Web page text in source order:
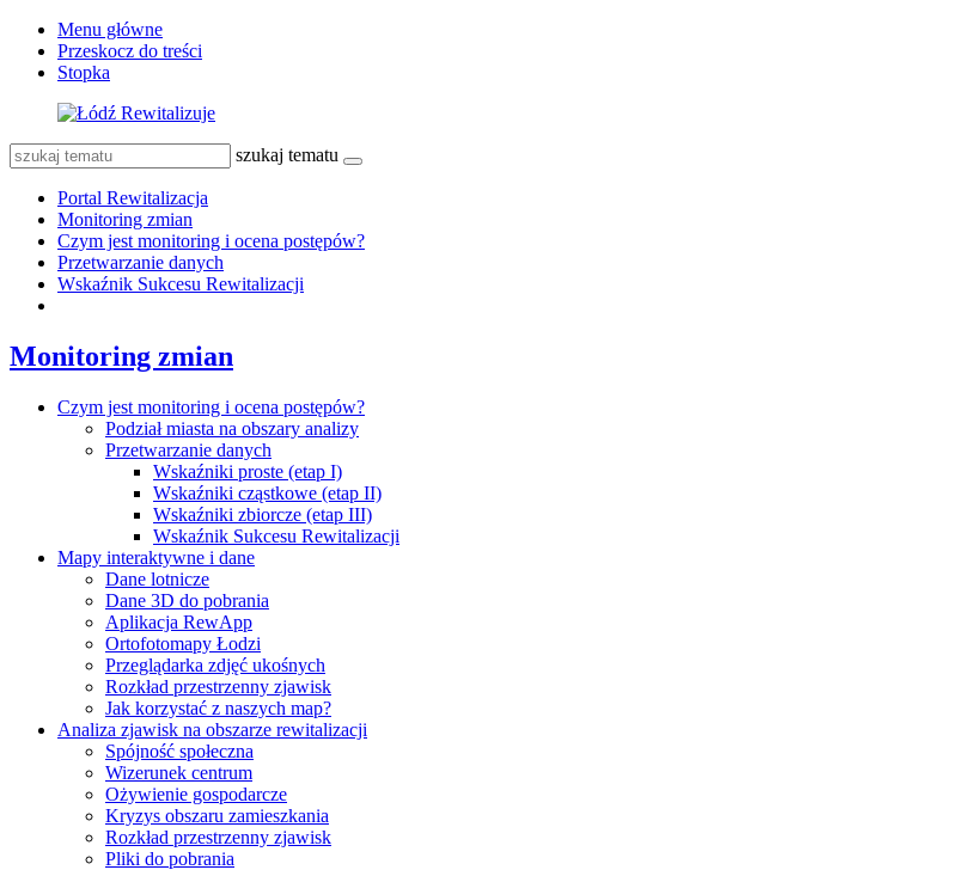
Menu główne
Przeskocz do treści
Stopka
szukaj tematu
Portal Rewitalizacja
Monitoring zmian
Czym jest monitoring i ocena postępów?
Przetwarzanie danych
Wskaźnik Sukcesu Rewitalizacji
Monitoring zmian
Czym jest monitoring i ocena postępów?
Podział miasta na obszary analizy
Przetwarzanie danych
Wskaźniki proste (etap I)
Wskaźniki cząstkowe (etap II)
Wskaźniki zbiorcze (etap III)
Wskaźnik Sukcesu Rewitalizacji
Mapy interaktywne i dane
Dane lotnicze
Dane 3D do pobrania
Aplikacja RewApp
Ortofotomapy Łodzi
Przeglądarka zdjęć ukośnych
Rozkład przestrzenny zjawisk
Jak korzystać z naszych map?
Analiza zjawisk na obszarze rewitalizacji
Spójność społeczna
Wizerunek centrum
Ożywienie gospodarcze
Kryzys obszaru zamieszkania
Rozkład przestrzenny zjawisk
Pliki do pobrania